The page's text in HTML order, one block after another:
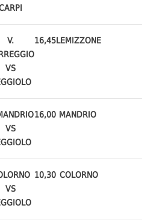
V.
VS
16,45LEMIZZONE
VS
16,00 MANDRIO
VS
10,30 COLORNO